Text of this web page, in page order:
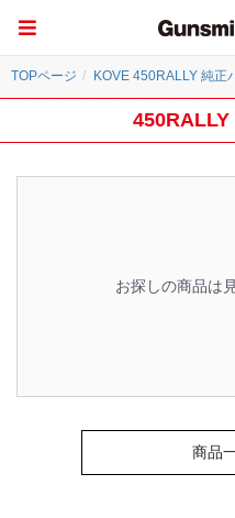
TOPページ KOVE 450RALLY 純正
450RALLY
お探しの商品は
商品